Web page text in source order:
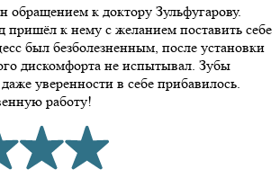
обращением к доктору Зульфугарову.
пришёл к нему с желанием поставить себе
был безболезненным, после установки
дискомфорта не испытывал. Зубы
уверенности в себе прибавилось.
работу!